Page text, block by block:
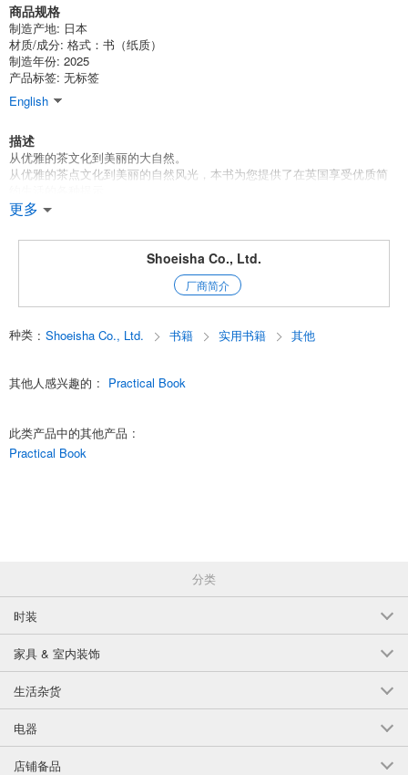
商品规格
制造产地: 日本
材质/成分: 格式：书（纸质）
制造年份: 2025
产品标签: 无标签
English
描述
从优雅的茶文化到美丽的大自然。
从优雅的茶点文化到美丽的自然风光，本书为您提供了在英国享受优质简
和历史传统文化。
Yukari Elliott 在英国生活超过 25 年，一直在社交网站和博客上分享英国生
活的魅力及其丰富的文化。我们请她以 A-Z 的形式分享她在养育孩子、工
作以及与英国人交流的过程中发现的 "享受优质简单生活的秘诀"。
奶油茶比下午茶更深入人心。传承古老美好事物的精神。互相寄贺卡的文
生了[彼得兔(TM)]、[爱丽丝梦游仙境]和[帕丁顿熊]等故事。花园和街角的爱
迎程度。重视社区的市民菜园。欢快的酒吧文化。.....在 PART1*3 中，我
PART2 包括英国四个国家的特点、历史简介、气候和交通状况、年度活动
以及英国生活的基本要素。
如果只是观光，那就太浪费时间了。这是对英国的介绍，会让您更想享受
在英国生活的乐趣。
*作者*.
尤卡里-艾略特
现居英国。生活方式*烹饪研究员。Fine Living & Dining LLC 代表。生于东
京，2000 年移居英国，现居巴斯。[以 "英式*精致生活与餐饮 "为主题，介
绍融合了烤箱烹饪魅力和其他国家精髓的食谱。她还从事烹饪、餐桌协调
和生活方式造型等多种活动。[她拥有考文特花园花艺学院的文凭，以擅长
制作英式插花而闻名。自 2022 年以来，她一直是英国派奖的评委会成员。
她还是《派室》（Pie Room）（图文版）的编辑。她根据自己在英国 25
年的生活经验，在博客和 SNS 上撰写有关美食和日常生活的文章。
更多
Shoeisha Co., Ltd.
厂商简介
种类 : Shoeisha Co., Ltd. 书籍 实用书籍 其他
其他人感兴趣的 : Practical Book
此类产品中的其他产品 :
Practical Book
分类
时装
家具 & 室内装饰
生活杂货
电器
店铺备品